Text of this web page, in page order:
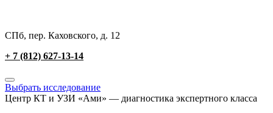
СПб, пер. Каховского, д. 12
+ 7 (812) 627-13-14
Выбрать исследование
Центр КТ и УЗИ «Ами» — диагностика экспертного класса